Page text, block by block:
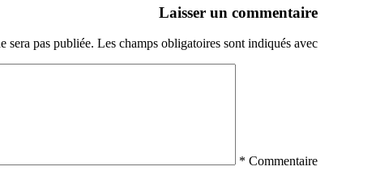
Laisser un commentaire
sera pas publiée. Les champs obligatoires sont indiqués avec
Commentaire
*